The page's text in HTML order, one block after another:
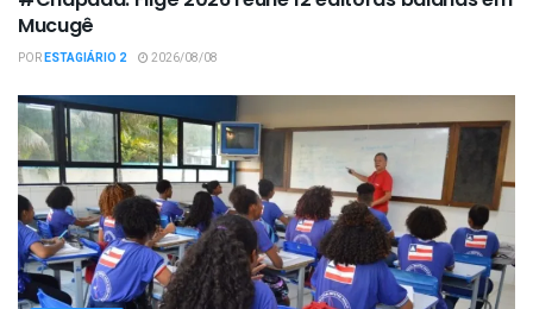
Mucugê
PORESTAGIÁRIO 2 2026/08/08